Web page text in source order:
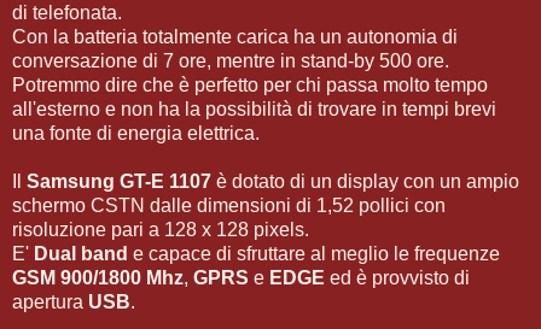
di telefonata.
Con la batteria totalmente carica ha un autonomia di
conversazione di 7 ore, mentre in stand-by 500 ore.
Potremmo dire che è perfetto per chi passa molto tempo
all'esterno e non ha la possibilità di trovare in tempi brevi
una fonte di energia elettrica.
Samsung GT-E 1107 è dotato di un display con un ampio
schermo CSTN dalle dimensioni di 1,52 pollici con
risoluzione pari a 128 x 128 pixels.
E' Dual band e capace di sfruttare al meglio le frequenze
GSM 900/1800 Mhz, GPRS e EDGE ed è provvisto di
apertura USB.